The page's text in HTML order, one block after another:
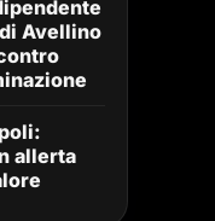
Avellino
allerta